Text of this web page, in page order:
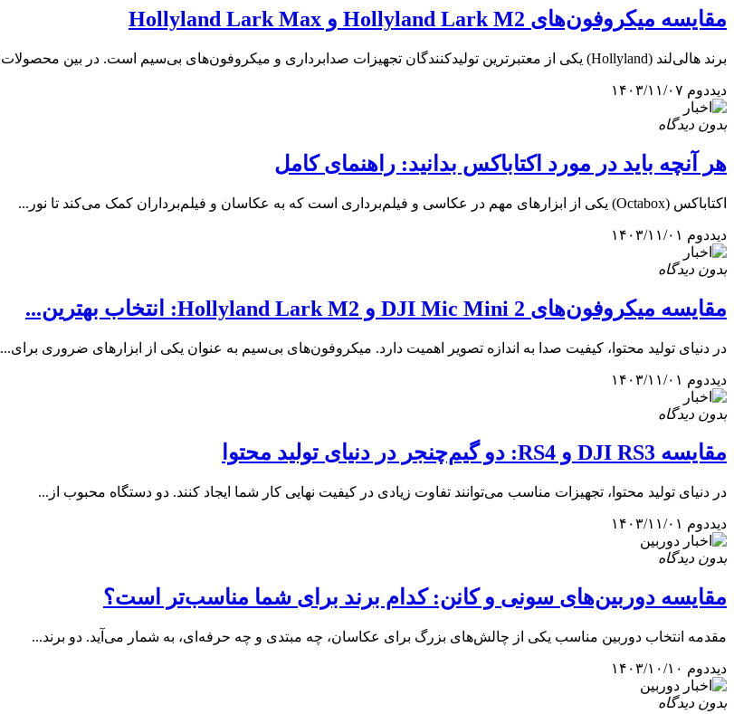
مقایسه میکروفون‌های Hollyland Lark M2 و Hollyland Lark Max
برند هالی‌لند (Hollyland) یکی از معتبرترین تولیدکنندگان تجهیزات صدابرداری و میکروفون‌های بی‌سیم است. در بین محصولات این برند، دو مدل...
دیددوم ۱۴۰۳/۱۱/۰۷
بدون دیدگاه
هر آنچه باید در مورد اکتاباکس بدانید: راهنمای کامل
اکتاباکس (Octabox) یکی از ابزارهای مهم در عکاسی و فیلم‌برداری است که به عکاسان و فیلم‌برداران کمک می‌کند تا نور...
دیددوم ۱۴۰۳/۱۱/۰۱
بدون دیدگاه
مقایسه میکروفون‌های DJI Mic Mini 2 و Hollyland Lark M2: انتخاب بهترین...
در دنیای تولید محتوا، کیفیت صدا به اندازه تصویر اهمیت دارد. میکروفون‌های بی‌سیم به عنوان یکی از ابزارهای ضروری برای...
دیددوم ۱۴۰۳/۱۱/۰۱
بدون دیدگاه
مقایسه DJI RS3 و RS4: دو گیم‌چنجر در دنیای تولید محتوا
در دنیای تولید محتوا، تجهیزات مناسب می‌توانند تفاوت زیادی در کیفیت نهایی کار شما ایجاد کنند. دو دستگاه محبوب از...
دیددوم ۱۴۰۳/۱۱/۰۱
بدون دیدگاه
مقایسه دوربین‌های سونی و کانن: کدام برند برای شما مناسب‌تر است؟
مقدمه انتخاب دوربین مناسب یکی از چالش‌های بزرگ برای عکاسان، چه مبتدی و چه حرفه‌ای، به شمار می‌آید. دو برند...
دیددوم ۱۴۰۳/۱۰/۱۰
بدون دیدگاه